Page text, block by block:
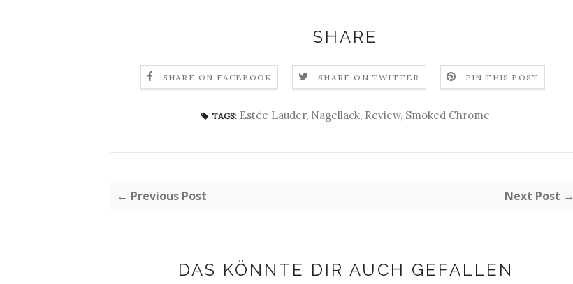
SHARE
SHARE ON FACEBOOK SHARE ON TWITTER PIN THIS POST
TAGS: Estée Lauder, Nagellack, Review, Smoked Chrome
← Previous Post Next Post →
DAS KÖNNTE DIR AUCH GEFALLEN